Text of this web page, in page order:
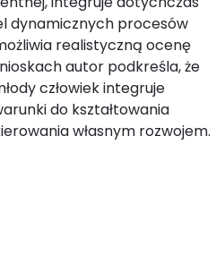
dynamicznych procesów
realistyczną ocenę
autor podkreśla, że
człowiek integruje
do kształtowania
własnym rozwojem.